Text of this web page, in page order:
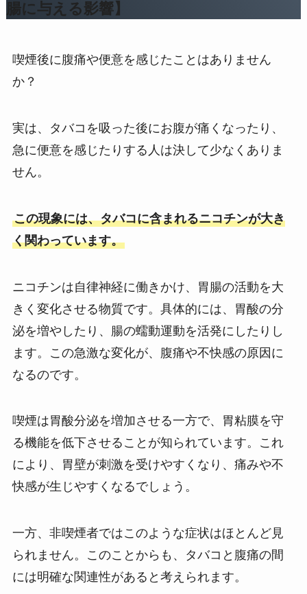
腸に与える影響】
喫煙後に腹痛や便意を感じたことはありません
か？
実は、タバコを吸った後にお腹が痛くなったり、
急に便意を感じたりする人は決して少なくありま
せん。
この現象には、タバコに含まれるニコチンが大き
く関わっています。
ニコチンは自律神経に働きかけ、胃腸の活動を大
きく変化させる物質です。具体的には、胃酸の分
泌を増やしたり、腸の蠕動運動を活発にしたりし
ます。この急激な変化が、腹痛や不快感の原因に
なるのです。
喫煙は胃酸分泌を増加させる一方で、胃粘膜を守
る機能を低下させることが知られています。これ
により、胃壁が刺激を受けやすくなり、痛みや不
快感が生じやすくなるでしょう。
一方、非喫煙者ではこのような症状はほとんど見
られません。このことからも、タバコと腹痛の間
には明確な関連性があると考えられます。